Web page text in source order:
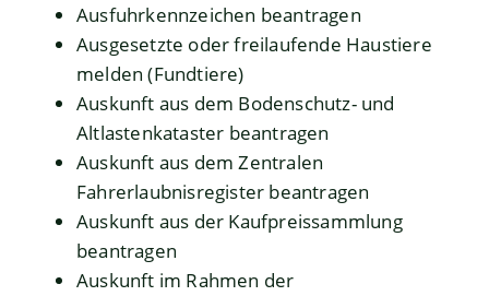
Ausfuhrkennzeichen beantragen
Ausgesetzte oder freilaufende Haustiere
melden (Fundtiere)
Auskunft aus dem Bodenschutz- und
Altlastenkataster beantragen
Auskunft aus dem Zentralen
Fahrerlaubnisregister beantragen
Auskunft aus der Kaufpreissammlung
beantragen
Auskunft im Rahmen der